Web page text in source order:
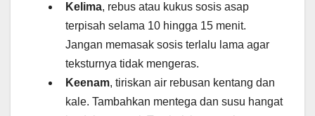
Kelima, rebus atau kukus sosis asap
terpisah selama 10 hingga 15 menit.
Jangan memasak sosis terlalu lama agar
teksturnya tidak mengeras.
Keenam, tiriskan air rebusan kentang dan
kale. Tambahkan mentega dan susu hangat